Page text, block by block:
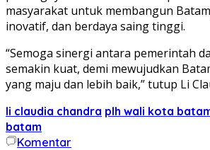
masyarakat untuk membangun
inovatif, dan berdaya saing tinggi.
“Semoga sinergi antara pemerintah
semakin kuat, demi mewujudkan
yang maju dan lebih baik,” tutup Li
li claudia chandra plh wali kota
batam
Komentar